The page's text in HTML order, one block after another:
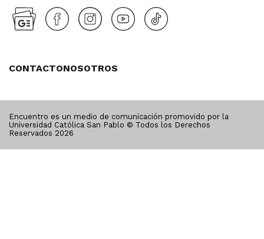
CONTACTONOSOTROS
Encuentro es un medio de comunicación promovido por la
Universidad Católica San Pablo © Todos los Derechos
Reservados 2026